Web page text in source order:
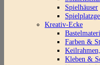
Spielhäuser
Kreativ-Ecke
Farben &
Kleben &